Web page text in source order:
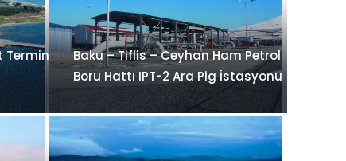
Terminali Baku – Tiflis – Ceyhan Ham Petrol
Boru Hattı IPT-2 Ara Pig İstasyonu